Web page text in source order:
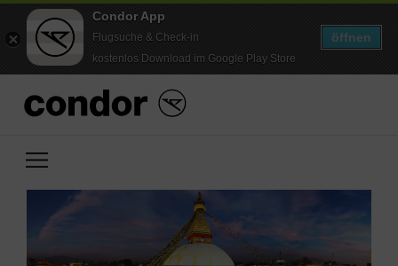
Condor App
Flugsuche & Check-in
kostenlos Download im Google Play Store
öffnen